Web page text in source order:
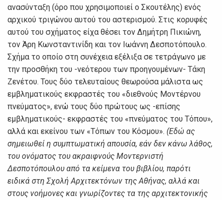
ανασύνταξη (όρο που χρησιμοποιεί ο Σκουτέλης) ενός
αρχικού τριγώνου αυτού του αστερισμού. Στις κορυφές
αυτού του σχήματος είχα θέσει τον Δημήτρη Πικιώνη,
τον Άρη Κωνσταντινίδη και τον Ιωάννη Δεσποτόπουλο.
Σχήμα το οποίο στη συνέχεια εξέλιξα σε τετράγωνο με
την προσθήκη του -νεότερου των προηγουμένων- Τάκη
Ζενέτου. Τους δύο τελευταίους θεωρούσα μάλιστα ως
εμβληματικούς εκφραστές του «διεθνούς Μοντέρνου
πνεύματος», ενώ τους δύο πρώτους ως -επίσης
εμβληματικούς- εκφραστές του «πνεύματος του Τόπου»,
αλλά και εκείνου των «Τόπων του Κόσμου». (Εδώ ας
σημειωθεί η συμπτωματική απουσία, εάν δεν κάνω λάθος,
του ονόματος του ακραιφνούς Μοντερνιστή
Δεσποτόπουλου από τα κείμενα του βιβλίου, παρότι
ειδικά στη Σχολή Αρχιτεκτόνων της Αθήνας, αλλά και
στους νοήμονες και γνωρίζοντες τα της αρχιτεκτονικής